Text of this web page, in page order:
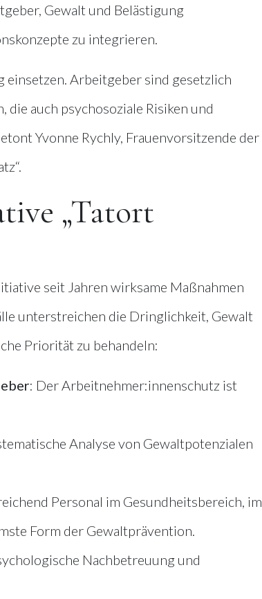
Gewalt und Belästigung
zu integrieren.
einsetzen. Arbeitgeber sind gesetzlich
auch psychosoziale Risiken und
Yvonne Rychly, Frauenvorsitzende der
„Tatort
seit Jahren wirksame Maßnahmen
unterstreichen die Dringlichkeit, Gewalt
Priorität zu behandeln:
: Der Arbeitnehmer:innenschutz ist
Analyse von Gewaltpotenzialen
Personal im Gesundheitsbereich, im
Form der Gewaltprävention.
Nachbetreuung und